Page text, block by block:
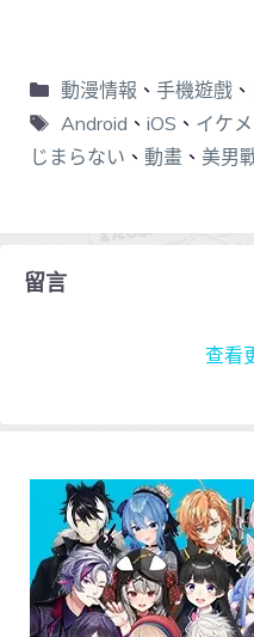
動漫情報 、 手機遊戲、
Android 、 iOS 、 イケ
じまらない 、 動畫 、 美男
留言
查看